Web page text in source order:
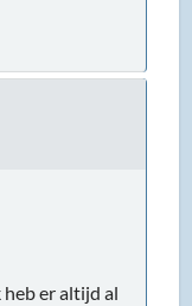
er altijd al